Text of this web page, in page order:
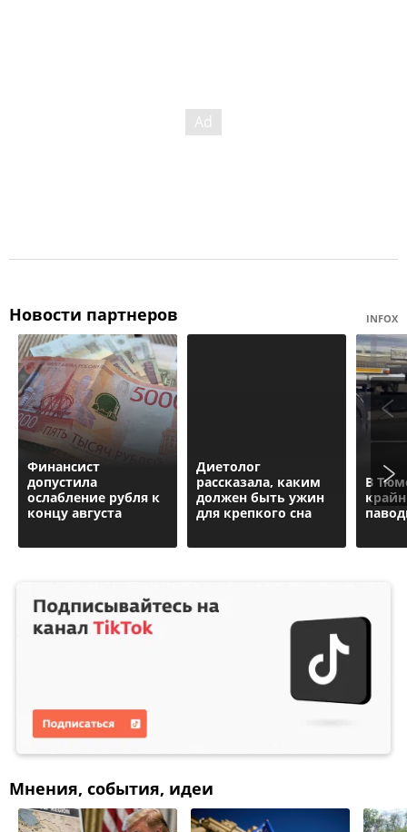
Новости партнеров INFOX
Финансист
допустила
ослабление рубля к
концу августа
Диетолог
рассказала, каким
должен быть ужин
для крепкого сна
В
Мнения, события, идеи